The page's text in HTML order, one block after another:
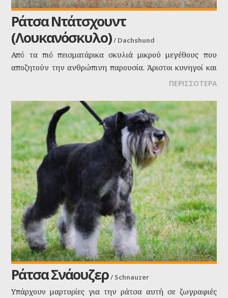
Ράτσα Ντάτσχουντ
(Λουκανόσκυλο) /Dachshund
Από τα πιό πεισματάρικα σκυλιά μικρού μεγέθους που
αποζητούν την ανθρώπινη παρουσία. Άριστοι κυνηγοί και
καταπληκτικοί στο να χώνονται παντού. Γαβγίζουν πολύ
αξιαγάπητα και θα σας κάνουν να γελάσετε πολύ με τα
περίεργα σκέρτσα τους και το ιδιαίτερο περπάτημά τους.
ΠΕΡΙΣΣΟΤΕΡΑ
Ράτσα Σνάουζερ /Schnauzer
Υπάρχουν μαρτυρίες για την ράτσα αυτή σε ζωγραφιές